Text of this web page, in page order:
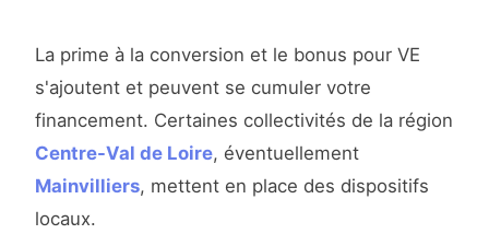
La prime à la conversion et le bonus pour VE
s'ajoutent et peuvent se cumuler votre
financement. Certaines collectivités de la région
Centre-Val de Loire, éventuellement
Mainvilliers, mettent en place des dispositifs
locaux.